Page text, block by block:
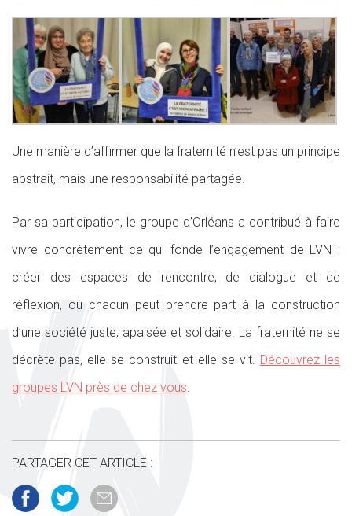
Une manière d’affirmer que la fraternité n’est pas un principe
abstrait, mais une responsabilité partagée.
Par sa participation, le groupe d’Orléans a contribué à faire
vivre concrètement ce qui fonde l’engagement de LVN :
créer des espaces de rencontre, de dialogue et de
réflexion, où chacun peut prendre part à la construction
d’une société juste, apaisée et solidaire. La fraternité ne se
décrète pas, elle se construit et elle se vit. Découvrez les
groupes LVN près de chez vous.
PARTAGER CET ARTICLE :